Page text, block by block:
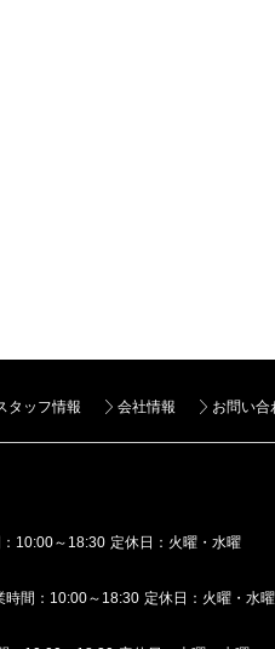
タッフ情報 会社情報 お問い合
10:00～18:30 定休日：火曜・水曜
時間：10:00～18:30 定休日：火曜・水曜